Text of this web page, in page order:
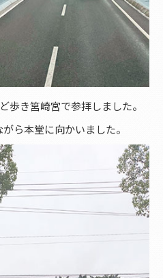
歩き筥崎宮で参拝しました。
ら本堂に向かいました。